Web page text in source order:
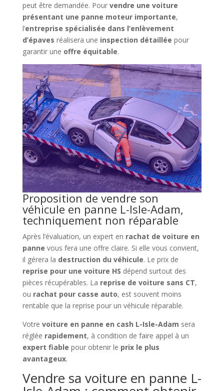
peut être demandée. Pour vendre une voiture
présentant une panne moteur importante,
l’entreprise spécialisée dans l’enlèvement
d’épaves réalisera une inspection détaillée pour
garantir une offre équitable.
Proposition de vendre son
véhicule en panne L-Isle-Adam,
techniquement non réparable
Après l’évaluation, un expert en rachat de voiture en
panne vous fera une offre claire. Si elle vous convient,
il gérera la destruction du véhicule. Le prix de
reprise pour une voiture HS dépend surtout des
pièces récupérables. La reprise de voiture sans CT,
ou rachat pour casse auto, est souvent moins
rentable que la reprise pour un véhicule réparable.
Votre voiture en panne en cash L-Isle-Adam sera
réglée rapidement, à condition de faire appel à un
expert fiable pour obtenir le prix le plus
avantageux.
Vendre sa voiture en panne L-